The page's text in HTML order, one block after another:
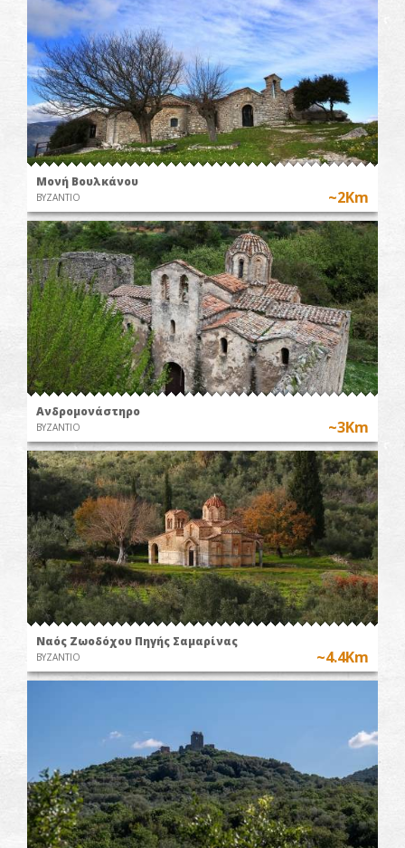
Μονή Βουλκάνου
ΒΥΖΑΝΤΙΟ ~2Km
Ανδρομονάστηρο
ΒΥΖΑΝΤΙΟ ~3Km
Ναός Ζωοδόχου Πηγής Σαμαρίνας
ΒΥΖΑΝΤΙΟ ~4.4Km